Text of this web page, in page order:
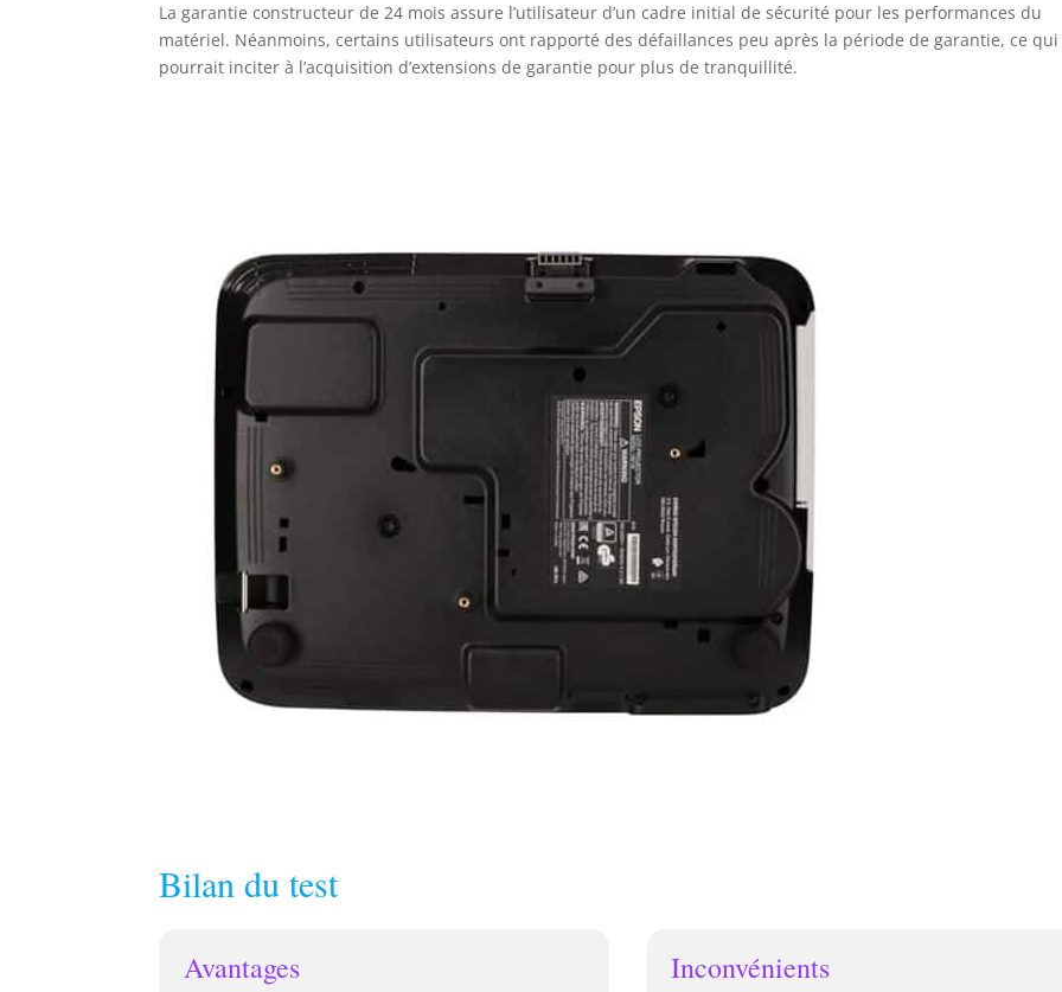
La garantie constructeur de 24 mois assure l’utilisateur d’un cadre initial de sécurité pour les performances du
matériel. Néanmoins, certains utilisateurs ont rapporté des défaillances peu après la période de garantie, ce qui
pourrait inciter à l’acquisition d’extensions de garantie pour plus de tranquillité.
Bilan du test
Avantages Inconvénients